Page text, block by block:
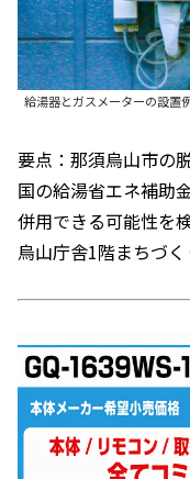
給湯器とガスメーターの設置
要点：那須烏山市の
国の給湯省エネ補助
併用できる可能性を
烏山庁舎1階まちづく